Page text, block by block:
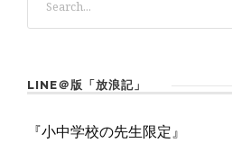
LINE＠版「放浪記」
『小中学校の先生限定』